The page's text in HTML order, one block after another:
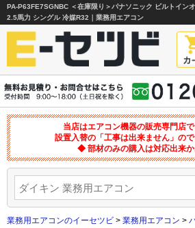
PA-P63FE7SGNBC ＜在庫限り＞パナソニック ビルトイン
2.5馬力 シングル 冷媒R32｜業務用エアコン
当店はエアコン機器の販売専門店で
設置入替の「工事は出来ません」ので
◆ 部材のみの購入は対応出来
業務用エアコンのイーセツビ > 業務用エアコン >